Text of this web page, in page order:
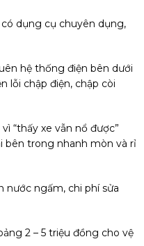
dụng cụ chuyên dụng,
hệ thống điện bên dưới
lỗi chập điện, chập còi
“thấy xe vẫn nổ được”
bên trong nhanh mòn và rỉ
nước ngấm, chi phí sửa
2 – 5 triệu đồng cho vệ